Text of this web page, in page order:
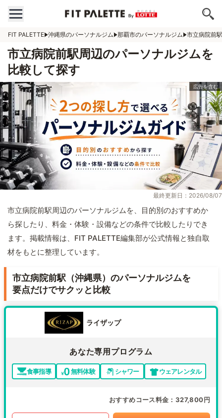
FIT PALETTE 沖縄県のパーソナルジム 那覇市のパーソナルジム 市立病院前
市立病院前駅周辺のパーソナルジムを
比較して探す
最終更新日：2026/08/07
市立病院前駅周辺のパーソナルジムを、目的別のおすすめか
ら探したり、料金・体験・設備などの条件で比較したりでき
ます。掲載情報は、FIT PALETTE編集部が公式情報と独自取
材をもとに整理しています。
市立病院前駅（沖縄県）のパーソナルジムを
要点だけでサクッと比較
ライザップ
あなた専用プログラム
食事指導 無料体験 シャワー ウェアレンタル
おすすめコース料金 327,800円